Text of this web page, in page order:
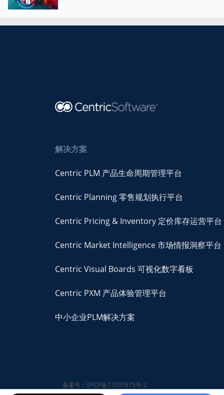
解决方案
Centric PLM 产品生命周期管理平台
Centric Planning 零售规划执行平台
Centric Pricing & Inventory 定价库存运营平台
Centric Market Intelligence 市场情报洞察平台
Centric Visual Boards 可视化数字看板
Centric PXM 产品体验管理平台
中小企业PLM解决方案
备案号：沪ICP备17031875号-2